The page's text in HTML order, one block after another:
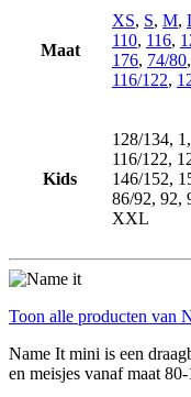
Maat
XS, S, M,
110, 116,
176, 74/80,
116/122,
Kids
128/134,
116/122,
146/152,
86/92, 92,
XXL
Toon alle producten van
Name It mini is een
en meisjes vanaf maat 80-